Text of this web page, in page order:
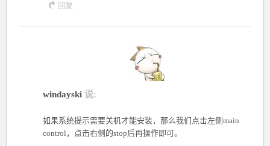
回复
windayski 说:
如果系统提示需要关机才能安装，那么我们点击左侧main
control，点击右侧的stop后再操作即可。